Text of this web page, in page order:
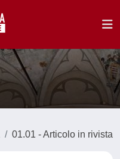
01.01 - Articolo in rivista